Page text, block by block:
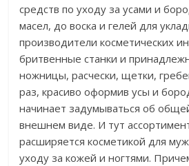
средств по уходу за усами и
масел, до воска и гелей для
производители косметических
бритвенные станки и
ножницы, расчески, щетки,
раз, красиво оформив усы и
начинает задумываться об
внешнем виде. И тут
расширяется косметикой для
уходу за кожей и ногтями.